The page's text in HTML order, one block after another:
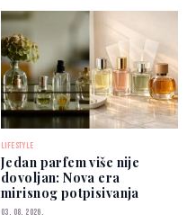
LIFESTYLE
Jedan parfem više nije
dovoljan: Nova era
mirisnog potpisivanja
03. 08. 2026.